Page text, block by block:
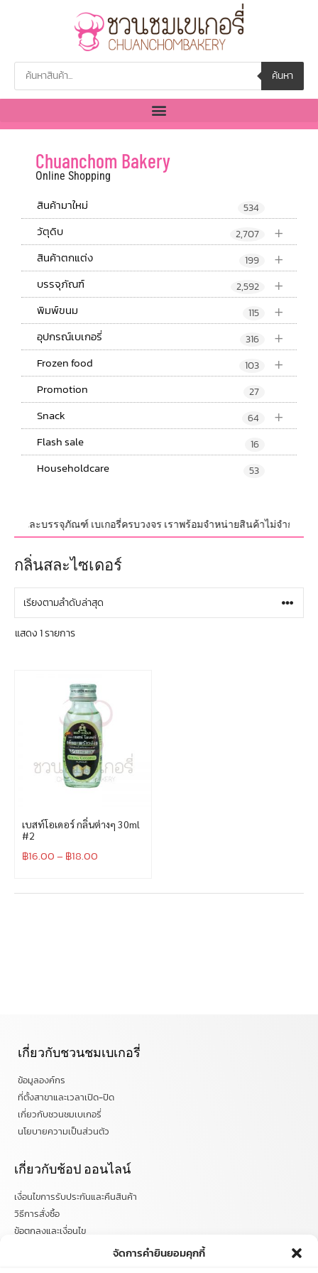
จัดการคำยินยอมคุกกี้
ค้นหา
Chuanchom Bakery
Online Shopping
สินค้ามาใหม่ 534
+
วัตุดิบ 2,707
+
สินค้าตกแต่ง 199
+
บรรจุภัณฑ์ 2,592
+
พิมพ์ขนม 115
+
อุปกรณ์เบเกอรี่ 316
+
Frozen food 103
Promotion 27
+
Snack 64
Flash sale 16
Householdcare 53
ณ์ และบรรจุภัณฑ์ เบเกอรี่ครบวงจร เราพร้อมจำหน่ายสินค้าไม่จำกัดจำ
กลิ่นสละไซเดอร์
แสดง 1 รายการ
เบสท์โอเดอร์ กลิ่นต่างๆ 30ml
#2
฿16.00– ฿18.00
เกี่ยวกับชวนชมเบเกอรี่
ข้อมูลองค์กร
ที่ตั้งสาขาและเวลาเปิด-ปิด
เกี่ยวกับชวนชมเบเกอรี่
นโยบายความเป็นส่วนตัว
เกี่ยวกับช้อป ออนไลน์
เงื่อนไขการรับประกันและคืนสินค้า
วิธีการสั่งซื้อ
ข้อตกลงและเงื่อนไข